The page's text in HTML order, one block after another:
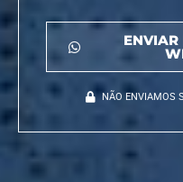
ENVIAR
NÃO ENVIAMOS